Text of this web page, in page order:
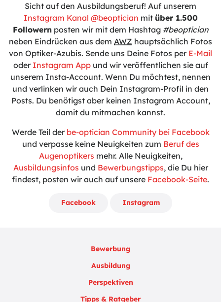
Sicht auf den Ausbildungsberuf! Auf unserem
Instagram Kanal @beoptician mit über 1.500
Followernposten wir mit dem Hashtag #beoptician
neben Eindrücken aus dem AWZ hauptsächlich Fotos
von Optiker-Azubis. Sende uns Deine Fotos per E-Mail
oder Instagram Appund wir veröffentlichen sie auf
unserem Insta-Account. Wenn Du möchtest, nennen
und verlinken wir auch Dein Instagram-Profil in den
Posts. Du benötigst aber keinen Instagram Account,
damit du mitmachen kannst.
Werde Teil der be-optician Community bei Facebook
und verpasse keine Neuigkeiten zum Beruf des
Augenoptikers mehr. Alle Neuigkeiten,
Ausbildungsinfos und Bewerbungstipps, die Du hier
findest, posten wir auch auf unsere Facebook-Seite.
Facebook Instagram
Bewerbung
Ausbildung
Perspektiven
Tipps & Ratgeber